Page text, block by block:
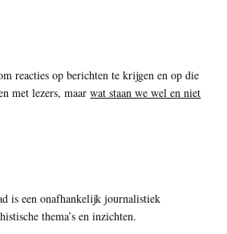
reacties op berichten te krijgen en op die
met lezers, maarwat staan we wel en niet
is een onafhankelijk journalistiek
thema’s en inzichten.